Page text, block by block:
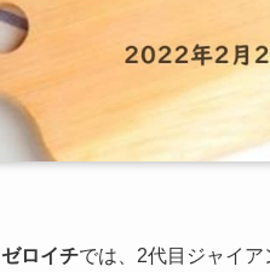
ゼロイチでは、2代目ジャイ